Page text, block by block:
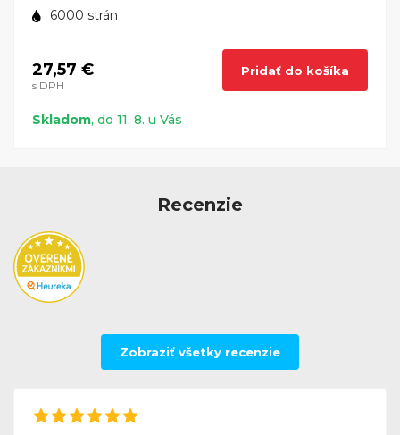
6000 strán
27,57 €
s DPH
Pridať do košíka
Skladom, do 11. 8. u Vás
Recenzie
Zobraziť všetky recenzie